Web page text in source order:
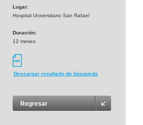
Lugar:
Hospital Universitario San Rafael
Duración:
12 meses
Descargar resultado de búsqueda
Regresar